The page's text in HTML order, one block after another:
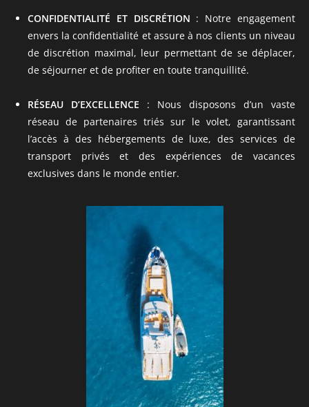
CONFIDENTIALITÉ ET DISCRÉTION : Notre engagement
envers la confidentialité et assure à nos clients un niveau
de discrétion maximal, leur permettant de se déplacer,
de séjourner et de profiter en toute tranquillité.
RÉSEAU D’EXCELLENCE : Nous disposons d’un vaste
réseau de partenaires triés sur le volet, garantissant
l’accès à des hébergements de luxe, des services de
transport privés et des expériences de vacances
exclusives dans le monde entier.